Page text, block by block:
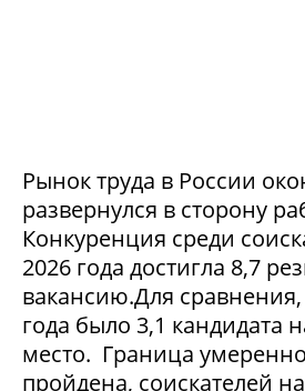
Рынок труда в России
развернулся в сторону
Конкуренция среди
2026 года достигла 8,7
вакансию.Для
года было 3,1 кандидата
место. Граница
пройдена, соискателей